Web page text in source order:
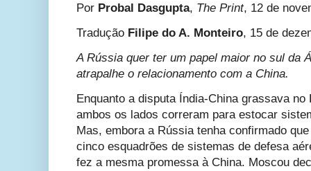
Por Probal Dasgupta, The Print, 12 de
Tradução Filipe do A. Monteiro, 15 de
A Rússia quer ter um papel maior no sul da
atrapalhe o relacionamento com a China.
Enquanto a disputa Índia-China grassava
ambos os lados correram para estocar
Mas, embora a Rússia tenha confirmado
cinco esquadrões de sistemas de defesa
fez a mesma promessa à China. Moscou